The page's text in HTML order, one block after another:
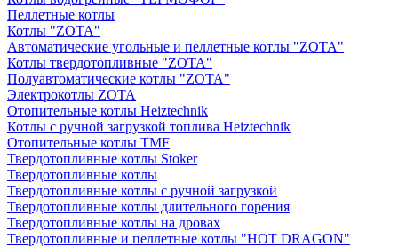
Пеллетные котлы
Котлы "ZOTA"
Автоматические угольные и пеллетные котлы "ZOTA"
Котлы твердотопливные "ZOTA"
Полуавтоматические котлы "ZOTA"
Электрокотлы ZOTA
Отопительные котлы Heiztechnik
Котлы с ручной загрузкой топлива Heiztechnik
Отопительные котлы TMF
Твердотопливные котлы Stoker
Твердотопливные котлы
Твердотопливные котлы с ручной загрузкой
Твердотопливные котлы длительного горения
Твердотопливные котлы на дровах
Твердотопливные и пеллетные котлы "HOT DRAGON"